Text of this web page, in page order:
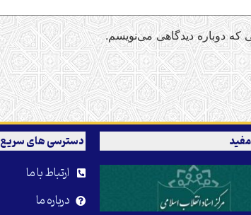
که دوباره دیدگاهی می‌نویسم.
دسترسی های سریع
ارتباط با ما
درباره ما